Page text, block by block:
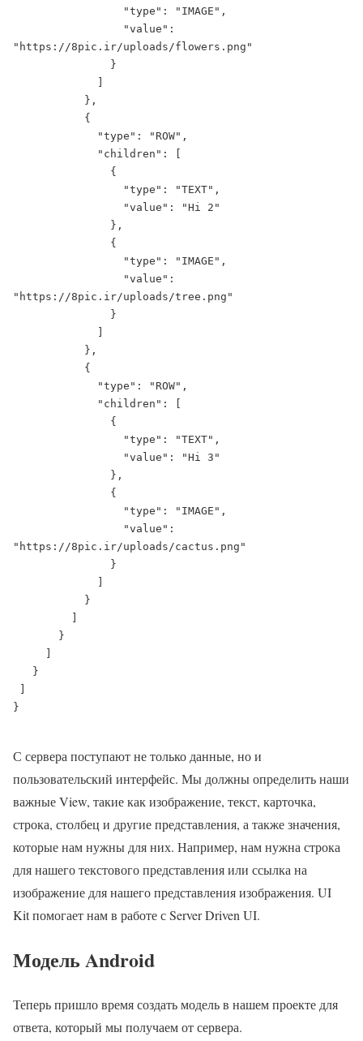
"type": "IMAGE",
" https://8pic.ir/uploads/flowers.png "
}
},
{
"type": "ROW",
"children": [
{
"type": "TEXT",
"value": "Hi 2"
},
{
"type": "IMAGE",
" https://8pic.ir/uploads/tree.png "
}
},
{
"type": "ROW",
"children": [
{
"type": "TEXT",
"value": "Hi 3"
},
{
"type": "IMAGE",
" https://8pic.ir/uploads/cactus.png "
}
}
}
}
}
С сервера поступают не только данные, но и
пользовательский интерфейс. Мы должны определить наши
важные View, такие как изображение, текст, карточка,
строка, столбец и другие представления, а также значения,
которые нам нужны для них. Например, нам нужна строка
для нашего текстового представления или ссылка на
изображение для нашего представления изображения. UI
Kit помогает нам в работе с Server Driven UI.
Модель Android
Теперь пришло время создать модель в нашем проекте для
ответа, который мы получаем от сервера.